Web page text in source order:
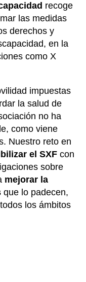
recoge
las medidas
derechos y
en la
como X
impuestas
la salud de
no ha
como viene
Nuestro reto en
el SXF con
sobre
mejorar la
que lo padecen,
los ámbitos